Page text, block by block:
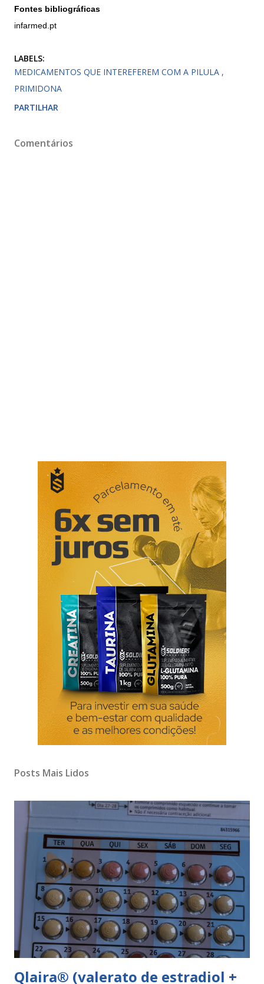
Fontes bibliográficas
infarmed.pt
LABELS:
MEDICAMENTOS QUE INTEREFEREM COM A PILULA
PRIMIDONA
PARTILHAR
Comentários
Posts Mais Lidos
Qlaira® (valerato de estradiol +